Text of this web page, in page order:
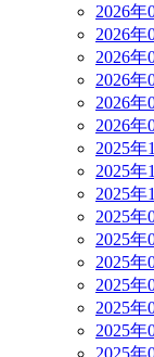
2026年
2026年
2026年
2026年
2026年
2026年
2025年
2025年
2025年
2025年
2025年
2025年
2025年
2025年
2025年
2025年